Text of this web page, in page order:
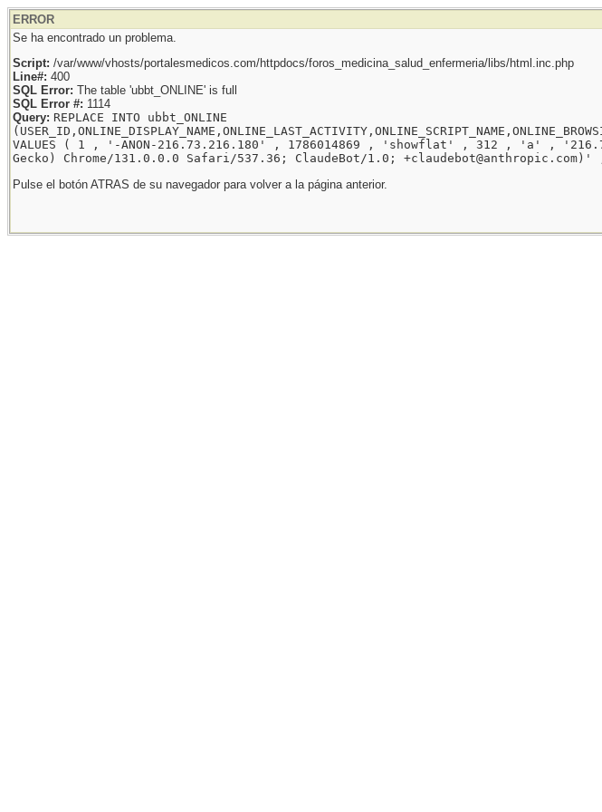
ERROR
Se ha encontrado un problema.
Script: /var/www/vhosts/portalesmedicos.com/httpdocs/foros_medicina_salud_enfermeria/libs/html.inc.php
Line#: 400
SQL Error: The table 'ubbt_ONLINE' is full
SQL Error #: 1114
Query: REPLACE INTO ubbt_ONLINE
VALUES ( 1 , '-ANON-216.73.216.180' , 1786014869 , 'showflat' , 312 , 'a' ,
Gecko) Chrome/131.0.0.0 Safari/537.36; ClaudeBot/1.0;
Pulse el botón ATRAS de su navegador para volver a la página anterior.